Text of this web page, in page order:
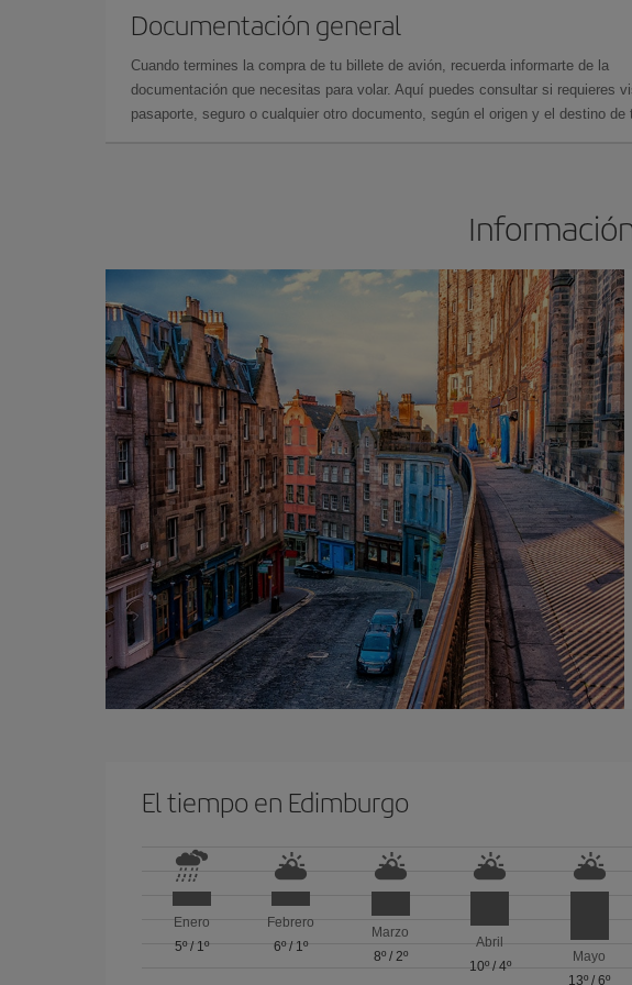
Documentación general
Cuando termines la compra de tu billete de avión, recuerda informarte de la
documentación que necesitas para volar. Aquí puedes consultar si requieres
pasaporte, seguro o cualquier otro documento, según el origen y el destino de
El tiempo en Edimburgo
Enero
5º/ 1º
Febrero
6º/ 1º
Marzo
8º/ 2º
Abril
10º/ 4º
Mayo
13º /6º